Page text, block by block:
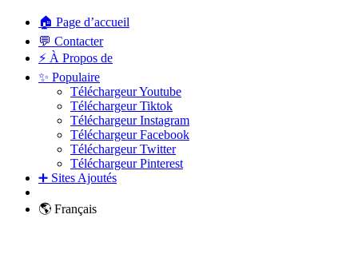
🏠 Page d’accueil
💬 Contacter
⚡ À Propos de
✨ Populaire
Téléchargeur Youtube
Téléchargeur Tiktok
Téléchargeur Instagram
Téléchargeur Facebook
Téléchargeur Twitter
Téléchargeur Pinterest
➕ Sites Ajoutés
🌎 Français